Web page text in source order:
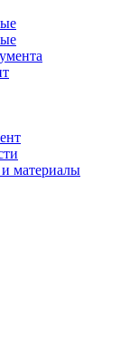
материалы